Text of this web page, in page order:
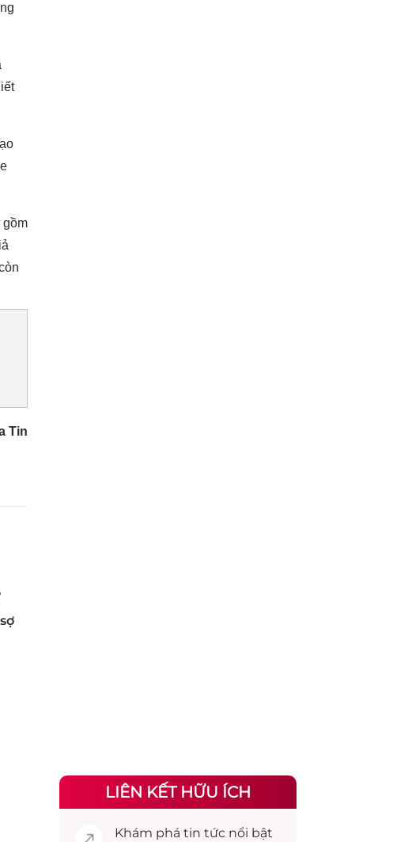
gồm
Tin
LIÊN KẾT HỮU ÍCH
Khám phá tin tức nổi bật